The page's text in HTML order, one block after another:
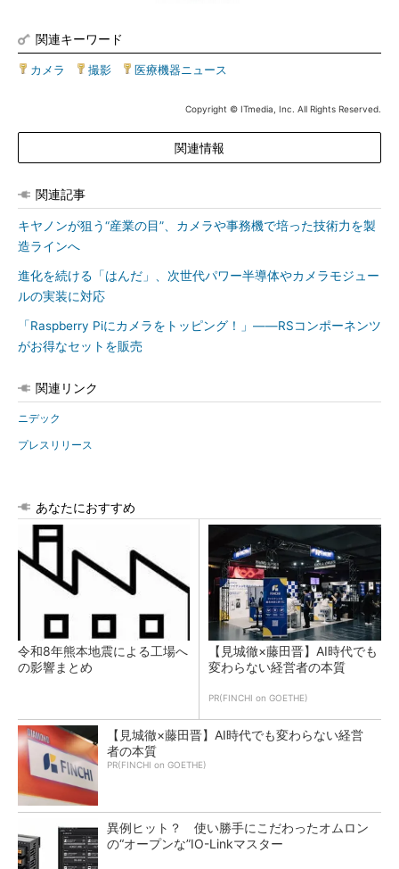
関連キーワード
カメラ 撮影 医療機器ニュース
Copyright © ITmedia, Inc. All Rights Reserved.
関連情報
関連記事
キヤノンが狙う“産業の目”、カメラや事務機で培った技術力を製
造ラインへ
進化を続ける「はんだ」、次世代パワー半導体やカメラモジュー
ルの実装に対応
「Raspberry Piにカメラをトッピング！」――RSコンポーネンツ
がお得なセットを販売
関連リンク
ニデック
プレスリリース
あなたにおすすめ
令和8年熊本地震による工場へ
の影響まとめ
【見城徹×藤田晋】AI時代でも
変わらない経営者の本質
PR(FINCHI on GOETHE)
【見城徹×藤田晋】AI時代でも変わらない経営
者の本質
PR(FINCHI on GOETHE)
異例ヒット？ 使い勝手にこだわったオムロン
の“オープンな”IO-Linkマスター